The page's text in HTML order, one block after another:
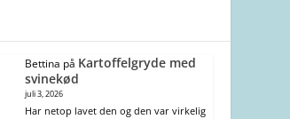
Bettina på Kartoffelgryde med
svinekød
juli 3, 2026
Har netop lavet den og den var virkelig